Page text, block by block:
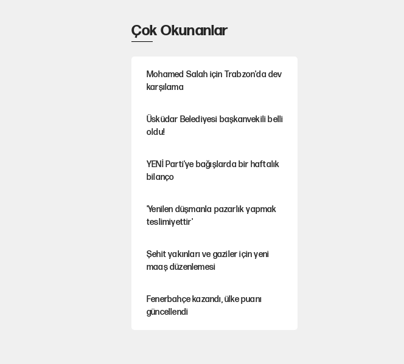
Çok Okunanlar
Mohamed Salah için Trabzon'da dev
karşılama
Üsküdar Belediyesi başkanvekili belli
oldu!
YENİ Parti'ye bağışlarda bir haftalık
bilanço
'Yenilen düşmanla pazarlık yapmak
teslimiyettir'
Şehit yakınları ve gaziler için yeni
maaş düzenlemesi
Fenerbahçe kazandı, ülke puanı
güncellendi